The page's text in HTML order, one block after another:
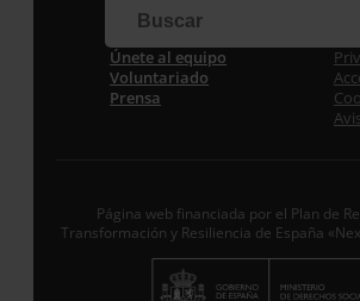
Correo electrónico *
Política de
Suscribirme
Únete al equipo
Voluntariado
Prensa
Página web financiada por el Plan de
Transformación y Resiliencia de España